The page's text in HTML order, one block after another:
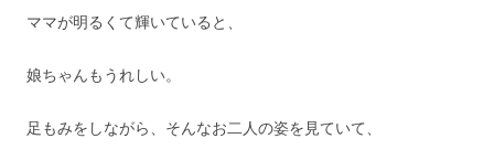
ママが明るくて輝いていると、
娘ちゃんもうれしい。
足もみをしながら、そんなお二人の姿を見ていて、